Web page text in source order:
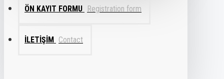
ÖN KAYIT FORMU Registration form
İLETIŞIM Contact